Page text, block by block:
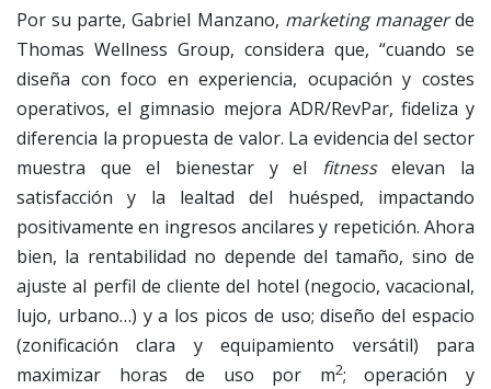
Por su parte, Gabriel Manzano, marketing managerde
Thomas Wellness Group, considera que, “cuando se
diseña con foco en experiencia, ocupación y costes
operativos, el gimnasio mejora ADR/RevPar, fideliza y
diferencia la propuesta de valor. La evidencia del sector
muestra que el bienestar y el fitnesselevan la
satisfacción y la lealtad del huésped, impactando
positivamente en ingresos ancilares y repetición. Ahora
bien, la rentabilidad no depende del tamaño, sino de
ajuste al perfil de cliente del hotel (negocio, vacacional,
lujo, urbano…) y a los picos de uso; diseño del espacio
(zonificación clara y equipamiento versátil) para
maximizar horas de uso por m2; operación y